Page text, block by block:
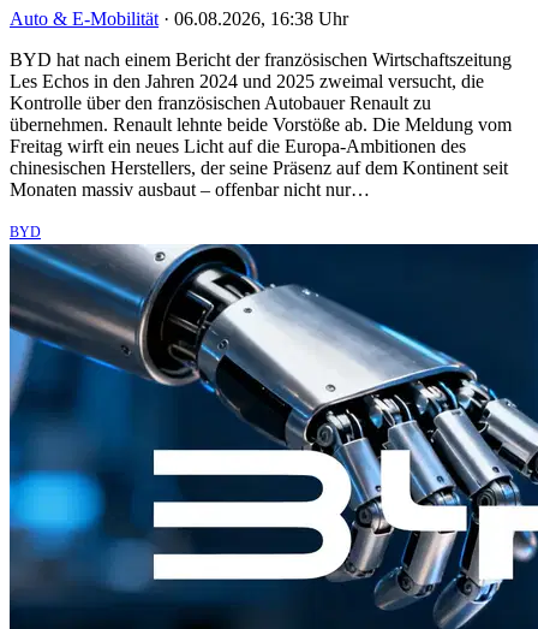
Auto & E-Mobilität · 06.08.2026, 16:38 Uhr
BYD hat nach einem Bericht der französischen Wirtschaftszeitung
Les Echos in den Jahren 2024 und 2025 zweimal versucht, die
Kontrolle über den französischen Autobauer Renault zu
übernehmen. Renault lehnte beide Vorstöße ab. Die Meldung vom
Freitag wirft ein neues Licht auf die Europa-Ambitionen des
chinesischen Herstellers, der seine Präsenz auf dem Kontinent seit
Monaten massiv ausbaut – offenbar nicht nur…
BYD